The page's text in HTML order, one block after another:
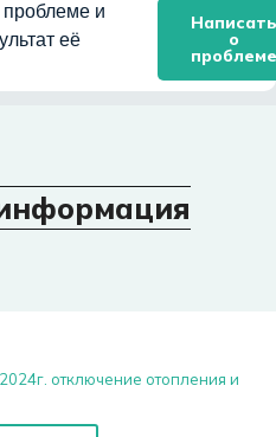
и
её
Написать
о
проблеме
отключение отопления и